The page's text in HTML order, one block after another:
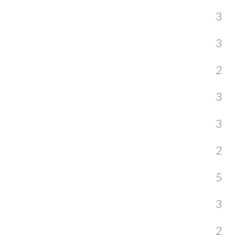
3
3
2
3
3
2
5
3
2